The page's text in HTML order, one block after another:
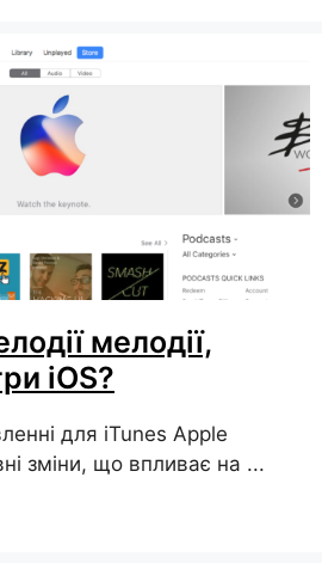
мелодії,
iOS?
для iTunes Apple
зміни, що впливає на ...